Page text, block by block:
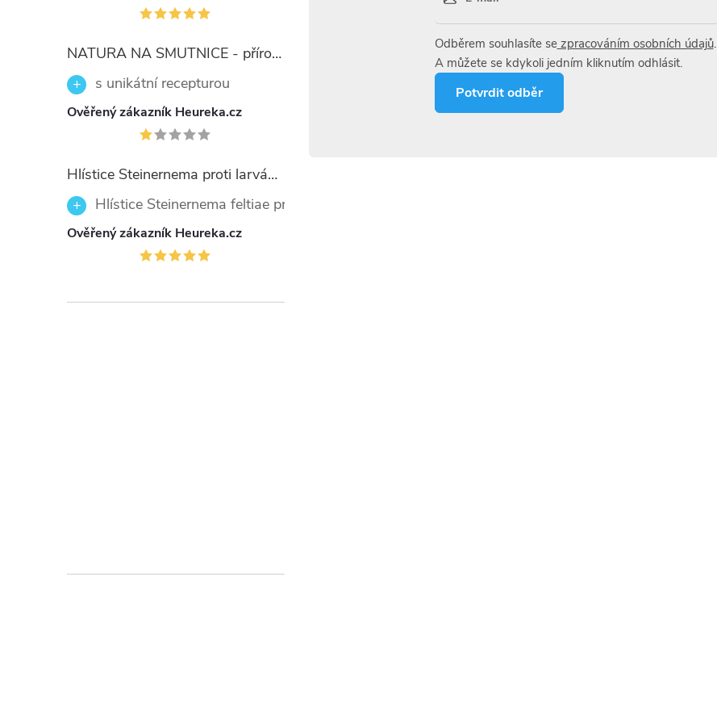
NATURA NA SMUTNICE - přírodní prostředek 50ml
s unikátní recepturou
Ověřený zákazník Heureka.cz
Hlístice Steinernema proti larvám smutnic Nemaplus 5 milionů
Hlístice Steinernema feltiae proti larvám smutnic na 10 m2
Ověřený zákazník Heureka.cz
Granule na slimáky Ferramol skladujte v původním obalu při
suchu, mimo dosah zvířat. Uchovávejte odděleně od krmiv,
Odběrem souhlasíte sezpracováním osobních údajů.
A můžete se kdykoli jedním kliknutím odhlásit.
Potvrdit odběr